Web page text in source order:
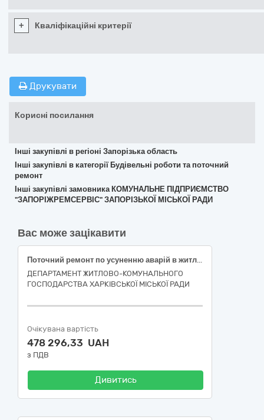
+ Кваліфікаційні критерії
Друкувати
Корисні посилання
Інші закупівлі в регіоні Запорізька область
Інші закупівлі в категорії Будівельні роботи та поточний
ремонт
Інші закупівлі замовника КОМУНАЛЬНЕ ПІДПРИЄМСТВО
"ЗАПОРІЖРЕМСЕРВІС" ЗАПОРІЗЬКОЇ МІСЬКОЇ РАДИ
Вас може зацікавити
Поточний ремонт по усуненню аварій в житловому фонді багатоквартирного будинку за адресою: вулиця Валентинівська, 22, місто Харків (код ДК 021:2015-45260000-7 Покрівельні роботи та інші спеціалізовані будівельні роботи)
ДЕПАРТАМЕНТ ЖИТЛОВО-КОМУНАЛЬНОГО
ГОСПОДАРСТВА ХАРКІВСЬКОЇ МІСЬКОЇ РАДИ
Очікувана вартість
478 296,33 UAH
з ПДВ
Дивитись